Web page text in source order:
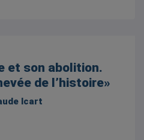
et son abolition.
de l’histoire»
Icart